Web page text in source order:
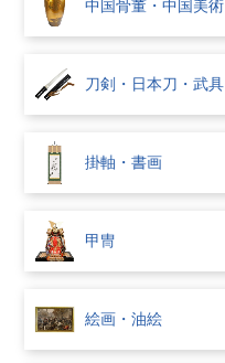
中国骨董・中国美術
刀剣・日本刀・武具
掛軸・書画
甲冑
絵画・油絵